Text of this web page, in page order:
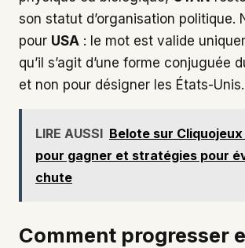
son statut d’organisation politique.
pour USA : le mot est valide
qu’il s’agit d’une forme conjuguée
et non pour désigner les États-Unis.
LIRE AUSSI Belote sur
pour gagner et stratégies pour
chute
Comment progresser